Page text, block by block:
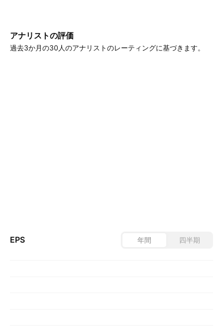
アナリストの評価
過去3か月の30人のアナリストのレーティングに基づきます。
EPS 年間 四半期